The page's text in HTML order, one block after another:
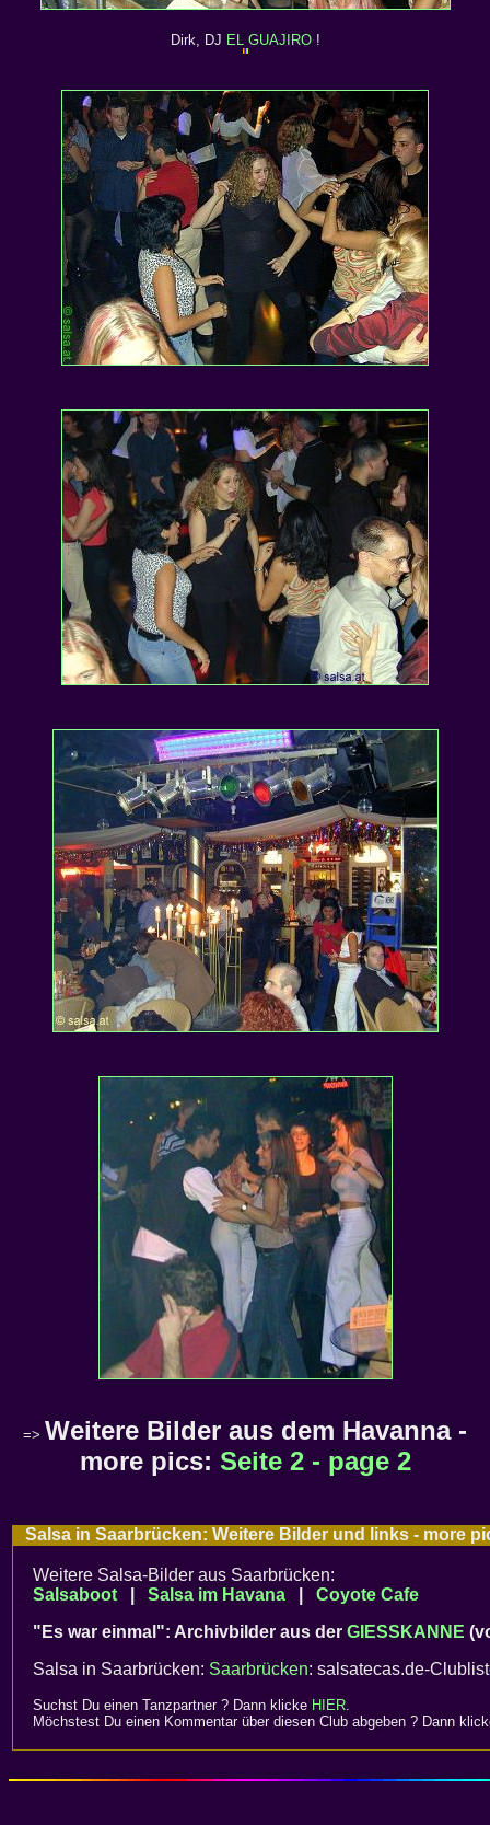
Dirk, DJ EL GUAJIRO!
=> Weitere Bilder aus dem Havanna -
more pics: Seite 2 - page 2
Salsa in Saarbrücken: Weitere Bilder und links - more
Weitere Salsa-Bilder aus Saarbrücken:
Salsaboot
Salsa im Havana
Coyote Cafe
"Es war einmal": Archivbilder aus der GIESSKANNE
Salsa in Saarbrücken: Saarbrücken: salsatecas.de-
Suchst Du einen Tanzpartner ? Dann klicke HIER
Möchstest Du einen Kommentar über diesen Club abgeben ? Dann